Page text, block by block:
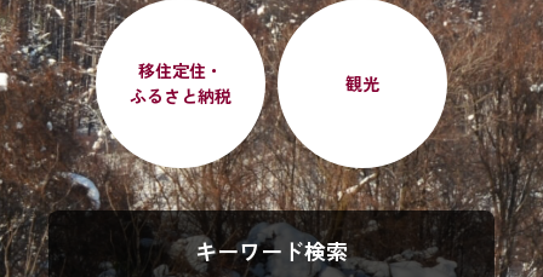
移住定住・
ふるさと納税
観光
キーワード検索